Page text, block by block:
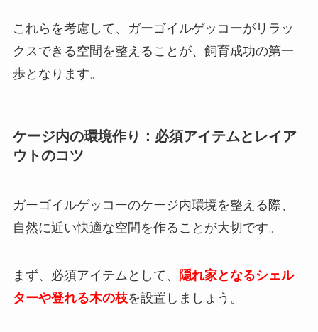
これらを考慮して、ガーゴイルゲッコーがリラッ
クスできる空間を整えることが、飼育成功の第一
歩となります。
ケージ内の環境作り：必須アイテムとレイア
ウトのコツ
ガーゴイルゲッコーのケージ内環境を整える際、
自然に近い快適な空間を作ることが大切です。
まず、必須アイテムとして、
隠れ家となるシェル
ターや登れる木の枝を設置しましょう。